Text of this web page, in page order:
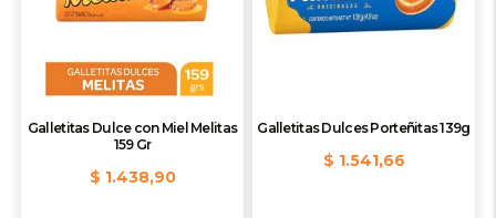
Galletitas Dulce con Miel Melitas
159 Gr
$ 1.438,90
Galletitas Dulces Porteñitas 139g
$ 1.541,66